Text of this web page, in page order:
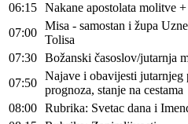
06:15 Nakane apostolata molitve
07:00
Misa - samostan i župa
Tolisa
07:30 Božanski časoslov/jutarnja
07:50
Najave i obavijesti jutarnjeg
prognoza, stanje na cestama
08:00 Rubrika: Svetac dana i